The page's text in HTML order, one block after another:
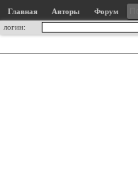
Главная Авторы
Форум
логин: